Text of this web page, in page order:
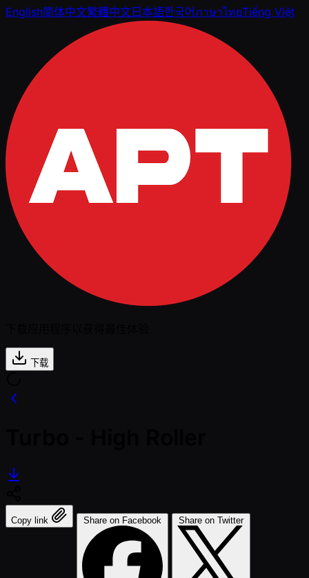
English简体中文繁體中文日本語한국어ภาษาไทยTiếng Việt
下载
Copy link Share on Facebook Share on Twitter